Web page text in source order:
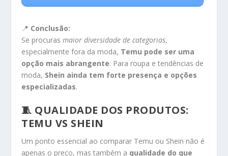
📍 Conclusão:
Se procurasmaior diversidade de categorias,
especialmente fora da moda, Temu pode ser uma
opção mais abrangente. Para roupa e tendências de
moda, Shein ainda tem forte presença e opções
especializadas.
🧵 QUALIDADE DOS PRODUTOS:
TEMU VS SHEIN
Um ponto essencial ao comparar Temu ou Shein não é
apenas o preço, mas também a qualidade do que